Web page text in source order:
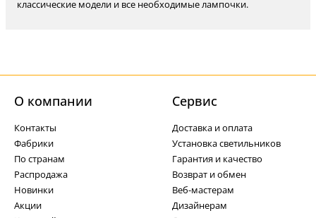
классические модели и все необходимые лампочки.
О компании
Контакты
Фабрики
По странам
Распродажа
Новинки
Акции
Cервис
Доставка и оплата
Установка светильников
Гарантия и качество
Возврат и обмен
Веб-мастерам
Дизайнерам